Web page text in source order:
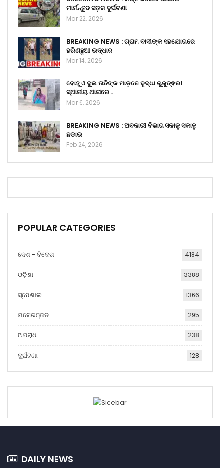
ମାର୍ମନ୍ତୁଦ ସଡ଼କ ଦୁର୍ଘଟଣା
Mar 22, 2026
BREAKING NEWS : ଗ୍ରାମ ବାସୀଙ୍କ ସହଯୋଗରେ
ହରିଣଛୁଆ ଉଦ୍ଧାର
Mar 14, 2026
ବୋହୂ ଓ ଦୁଇ ନାତିଙ୍କ ମାଡ଼ରେ ବୃଦ୍ଧା ଗୁରୁତ୍ଵର।
ସ୍ଥାନୀୟ ଥାନାରେ…
Mar 6, 2026
BREAKING NEWS : ଅବକାରୀ ବିଭାଗ ସକାଳୁ ସକାଳୁ
ଛଡାଉ
Feb 24, 2026
POPULAR CATEGORIES
ଦେଶ - ବିଦେଶ 4184
ଓଡ଼ିଶା 3388
ସ୍ପେଶାଲ 1366
ମନୋରଞ୍ଜନ 295
ଅପରାଧ 238
ଦୁର୍ଘଟଣା 128
DAILY NEWS